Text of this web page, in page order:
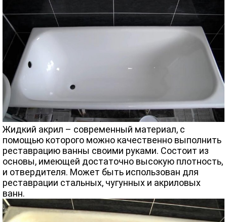
Жидкий акрил – современный материал, с
помощью которого можно качественно выполнить
реставрацию ванны своими руками. Состоит из
основы, имеющей достаточно высокую плотность,
и отвердителя. Может быть использован для
реставрации стальных, чугунных и акриловых
ванн.